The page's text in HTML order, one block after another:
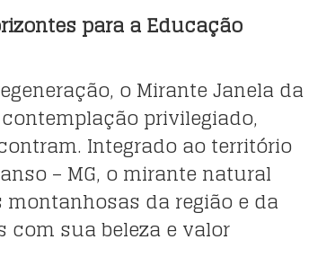
para a Educação
o Mirante Janela da
privilegiado,
Integrado ao território
– MG, o mirante natural
da região e da
com sua beleza e valor